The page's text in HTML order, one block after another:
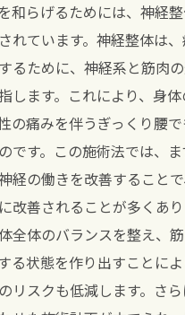
和らげるためには、神経
れています。神経整体は
るために、神経系と筋肉
します。これにより、身
の痛みを伴うぎっくり腰
です。この施術法では、
経の働きを改善することで
改善されることが多くあ
全体のバランスを整え、
る状態を作り出すことに
リスクも低減します。さ